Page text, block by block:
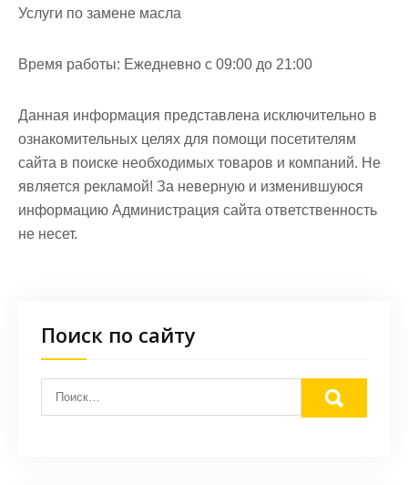
Услуги по замене масла
Время работы: Ежедневно с 09:00 до 21:00
Данная информация представлена исключительно в
ознакомительных целях для помощи посетителям
сайта в поиске необходимых товаров и компаний. Не
является рекламой! За неверную и изменившуюся
информацию Администрация сайта ответственность
не несет.
Поиск по сайту